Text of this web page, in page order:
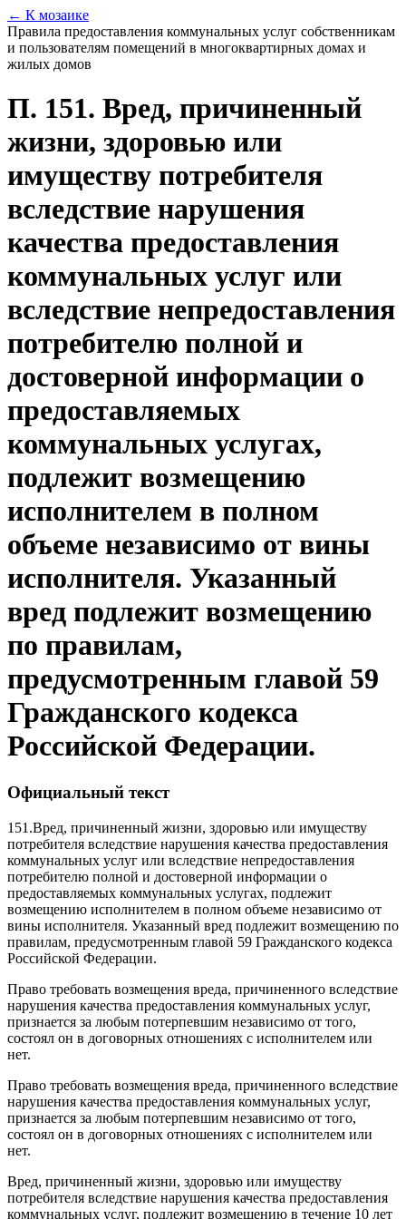
← К мозаике
Правила предоставления коммунальных услуг собственникам
и пользователям помещений в многоквартирных домах и
жилых домов
П. 151. Вред, причиненный
жизни, здоровью или
имуществу потребителя
вследствие нарушения
качества предоставления
коммунальных услуг или
вследствие непредоставления
потребителю полной и
достоверной информации о
предоставляемых
коммунальных услугах,
подлежит возмещению
исполнителем в полном
объеме независимо от вины
исполнителя. Указанный
вред подлежит возмещению
по правилам,
предусмотренным главой 59
Гражданского кодекса
Российской Федерации.
Официальный текст
151.Вред, причиненный жизни, здоровью или имуществу
потребителя вследствие нарушения качества предоставления
коммунальных услуг или вследствие непредоставления
потребителю полной и достоверной информации о
предоставляемых коммунальных услугах, подлежит
возмещению исполнителем в полном объеме независимо от
вины исполнителя. Указанный вред подлежит возмещению по
правилам, предусмотренным главой 59 Гражданского кодекса
Российской Федерации.
Право требовать возмещения вреда, причиненного вследствие
нарушения качества предоставления коммунальных услуг,
признается за любым потерпевшим независимо от того,
состоял он в договорных отношениях с исполнителем или
нет.
Право требовать возмещения вреда, причиненного вследствие
нарушения качества предоставления коммунальных услуг,
признается за любым потерпевшим независимо от того,
состоял он в договорных отношениях с исполнителем или
нет.
Вред, причиненный жизни, здоровью или имуществу
потребителя вследствие нарушения качества предоставления
коммунальных услуг, подлежит возмещению в течение 10 лет